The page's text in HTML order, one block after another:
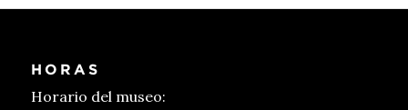
HORAS
Horario del museo: